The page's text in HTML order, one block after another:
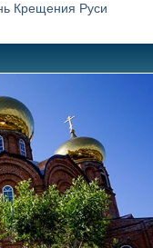
Крещения Руси